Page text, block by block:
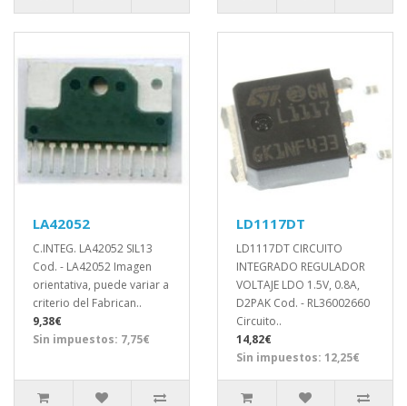
LA42052
C.INTEG. LA42052 SIL13
Cod. - LA42052 Imagen
orientativa, puede variar a
criterio del Fabrican..
9,38€
Sin impuestos: 7,75€
LD1117DT
LD1117DT CIRCUITO
INTEGRADO REGULADOR
VOLTAJE LDO 1.5V, 0.8A,
D2PAK Cod. - RL36002660
Circuito..
14,82€
Sin impuestos: 12,25€